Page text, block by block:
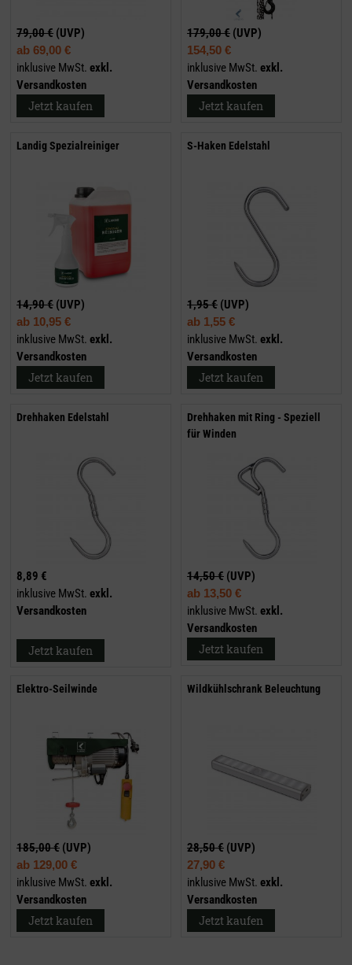
79,00 € (UVP)
ab 69,00 €
inklusive MwSt. exkl.
Versandkosten
Jetzt kaufen
179,00 € (UVP)
154,50 €
inklusive MwSt. exkl.
Versandkosten
Jetzt kaufen
Landig Spezialreiniger
14,90 € (UVP)
ab 10,95 €
inklusive MwSt. exkl.
Versandkosten
Jetzt kaufen
S-Haken Edelstahl
1,95 € (UVP)
ab 1,55 €
inklusive MwSt. exkl.
Versandkosten
Jetzt kaufen
Drehhaken Edelstahl
8,89 €
inklusive MwSt. exkl.
Versandkosten
Jetzt kaufen
Drehhaken mit Ring - Speziell
für Winden
14,50 € (UVP)
ab 13,50 €
inklusive MwSt. exkl.
Versandkosten
Jetzt kaufen
Elektro-Seilwinde
185,00 € (UVP)
ab 129,00 €
inklusive MwSt. exkl.
Versandkosten
Jetzt kaufen
Wildkühlschrank Beleuchtung
28,50 € (UVP)
27,90 €
inklusive MwSt. exkl.
Versandkosten
Jetzt kaufen